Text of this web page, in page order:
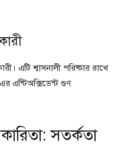
এটি শ্বাসনালী পরিষ্কার রাখে
এন্টিঅক্সিডেন্ট গুণ
সতর্কতা